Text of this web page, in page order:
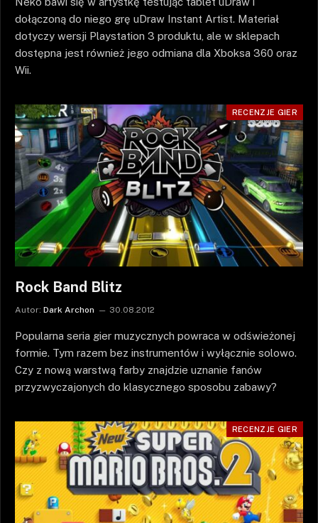
dołączoną do niego grę uDraw Instant Artist. Materiał
dotyczy wersji Playstation 3 produktu, ale w sklepach
dostępna jest również jego odmiana dla Xboksa 360 oraz
Wii.
RECENZJE GIER
Rock Band Blitz
Autor: Dark Archon 30.08.2012
Popularna seria gier muzycznych powraca w odświeżonej
formie. Tym razem bez instrumentów i wyłącznie solowo.
Czy z nową warstwą farby znajdzie uznanie fanów
przyzwyczajonych do klasycznego sposobu zabawy?
RECENZJE GIER